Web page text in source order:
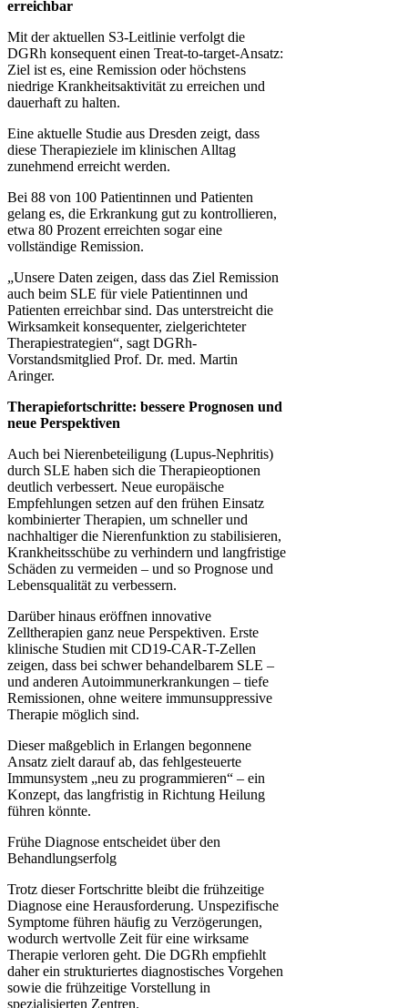
erreichbar
Mit der aktuellen S3-Leitlinie verfolgt die
DGRh konsequent einen Treat-to-target-Ansatz:
Ziel ist es, eine Remission oder höchstens
niedrige Krankheitsaktivität zu erreichen und
dauerhaft zu halten.
Eine aktuelle Studie aus Dresden zeigt, dass
diese Therapieziele im klinischen Alltag
zunehmend erreicht werden.
Bei 88 von 100 Patientinnen und Patienten
gelang es, die Erkrankung gut zu kontrollieren,
etwa 80 Prozent erreichten sogar eine
vollständige Remission.
„Unsere Daten zeigen, dass das Ziel Remission
auch beim SLE für viele Patientinnen und
Patienten erreichbar sind. Das unterstreicht die
Wirksamkeit konsequenter, zielgerichteter
Therapiestrategien“, sagt DGRh-
Vorstandsmitglied Prof. Dr. med. Martin
Aringer.
Therapiefortschritte: bessere Prognosen und
neue Perspektiven
Auch bei Nierenbeteiligung (Lupus-Nephritis)
durch SLE haben sich die Therapieoptionen
deutlich verbessert. Neue europäische
Empfehlungen setzen auf den frühen Einsatz
kombinierter Therapien, um schneller und
nachhaltiger die Nierenfunktion zu stabilisieren,
Krankheitsschübe zu verhindern und langfristige
Schäden zu vermeiden – und so Prognose und
Lebensqualität zu verbessern.
Darüber hinaus eröffnen innovative
Zelltherapien ganz neue Perspektiven. Erste
klinische Studien mit CD19-CAR-T-Zellen
zeigen, dass bei schwer behandelbarem SLE –
und anderen Autoimmunerkrankungen – tiefe
Remissionen, ohne weitere immunsuppressive
Therapie möglich sind.
Dieser maßgeblich in Erlangen begonnene
Ansatz zielt darauf ab, das fehlgesteuerte
Immunsystem „neu zu programmieren“ – ein
Konzept, das langfristig in Richtung Heilung
führen könnte.
Frühe Diagnose entscheidet über den
Behandlungserfolg
Trotz dieser Fortschritte bleibt die frühzeitige
Diagnose eine Herausforderung. Unspezifische
Symptome führen häufig zu Verzögerungen,
wodurch wertvolle Zeit für eine wirksame
Therapie verloren geht. Die DGRh empfiehlt
daher ein strukturiertes diagnostisches Vorgehen
sowie die frühzeitige Vorstellung in
spezialisierten Zentren.